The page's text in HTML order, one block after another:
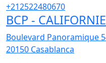
+212522480670
BCP - CALIFORNIE
Boulevard Panoramique
20150 Casablanca